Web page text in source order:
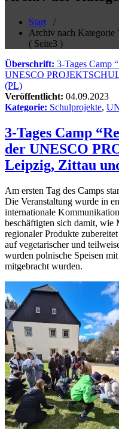
Start /
Archiv nach Kategorie
( Seite3 )
Überschrift: 3-Tages Camp
UNESCO
(PL)
Veröffentlicht: 04.09.2023
Kategorie: Schulprojekte,
3-Tages Camp
der UNESCO
Leipzig, Zittau
Am ersten Tag des Camps
Die Veranstaltung wurde in
internationale
beschäftigten sich damit, wie
regionaler Produkte
auf vegetarischer und
wurden polnische Speisen
mitgebracht wurden.